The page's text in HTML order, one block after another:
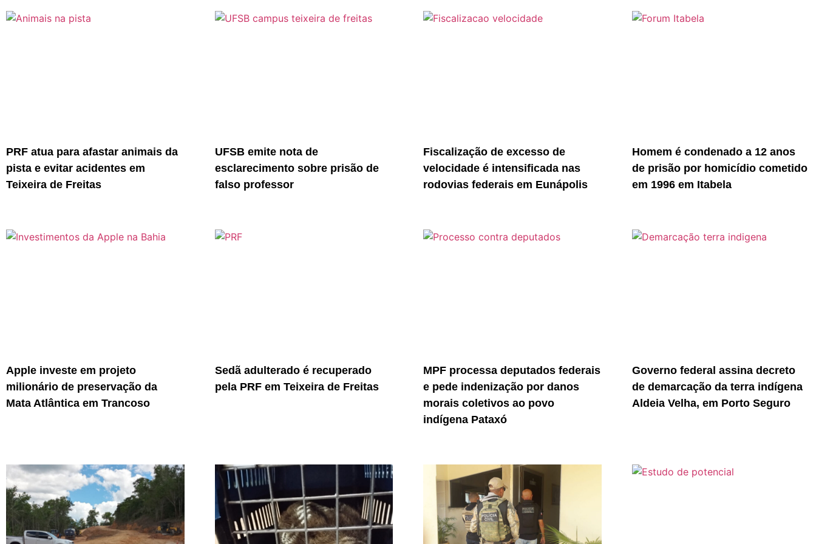
PRF atua para afastar animais da
pista e evitar acidentes em
Teixeira de Freitas
UFSB emite nota de
esclarecimento sobre prisão de
falso professor
Fiscalização de excesso de
velocidade é intensificada nas
rodovias federais em Eunápolis
Homem é condenado a 12 anos
de prisão por homicídio cometido
em 1996 em Itabela
Apple investe em projeto
milionário de preservação da
Mata Atlântica em Trancoso
Sedã adulterado é recuperado
pela PRF em Teixeira de Freitas
MPF processa deputados federais
e pede indenização por danos
morais coletivos ao povo
indígena Pataxó
Governo federal assina decreto
de demarcação da terra indígena
Aldeia Velha, em Porto Seguro